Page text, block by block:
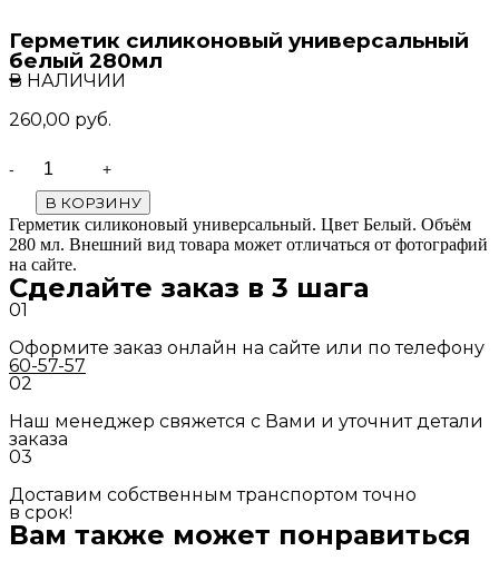
Герметик силиконовый универсальный
белый 280мл
В НАЛИЧИИ
260,00 руб.
В КОРЗИНУ
Герметик силиконовый универсальный. Цвет Белый. Объём
280 мл. Внешний вид товара может отличаться от фотографий
на сайте.
Сделайте заказ в 3 шага
01
Оформите заказ онлайн на сайте или по телефону
60-57-57
02
Наш менеджер свяжется с Вами и уточнит детали
заказа
03
Доставим собственным транспортом точно
в срок!
Вам также может понравиться